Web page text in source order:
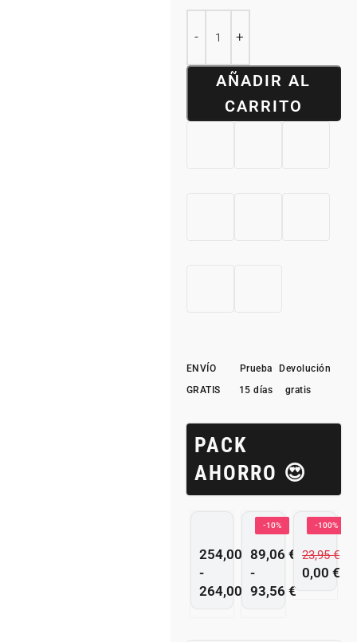
AÑADIR AL
CARRITO
ENVÍO
GRATIS
Prueba
15 días
Devolución
gratis
PACK
AHORRO 😍
254,00 €
-
264,00 €
-10%
89,06€
-
93,56€
-100%
23,95€
0,00€